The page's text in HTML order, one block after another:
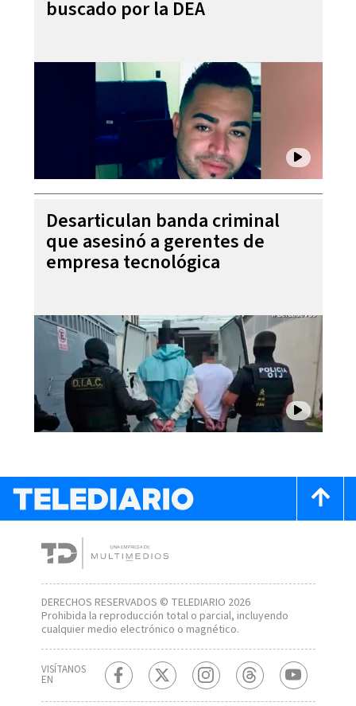
buscado por la DEA
Desarticulan banda criminal
que asesinó a gerentes de
empresa tecnológica
DERECHOS RESERVADOS © TELEDIARIO 2026
Prohibida la reproducción total o parcial, incluyendo
cualquier medio electrónico o magnético.
VISÍTANOS
EN